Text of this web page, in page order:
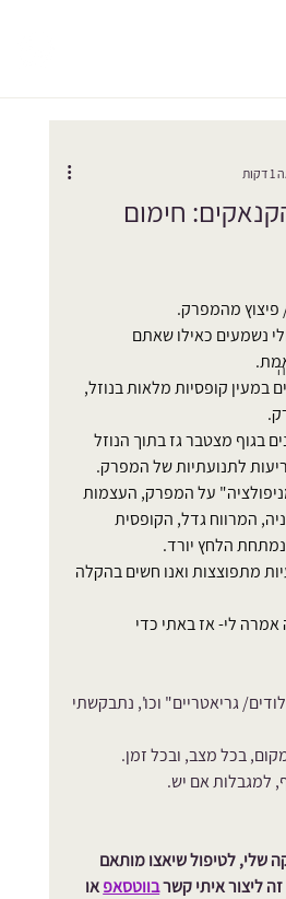
חימום
פיצוץ מהמפרק.
נשמעים כאילו שאתם
במעין קופסיות מלאות בנוזל,
בגוף מצטבר גז בתוך הנוזל
לתנועתיות של המפרק.
על המפרק, העצמות
המרווח גדל, הקופסית
הלחץ יורד.
מתפוצצות ואנו חשים בהקלה
אמרה לי- אז באתי כדי
גריאטריים" וכו', נתבקשתי
בכל מצב, ובכל זמן.
למגבלות אם יש.
שלי, לטיפול שיאצו מותאם
ליצור איתי קשר בווטסאפ או